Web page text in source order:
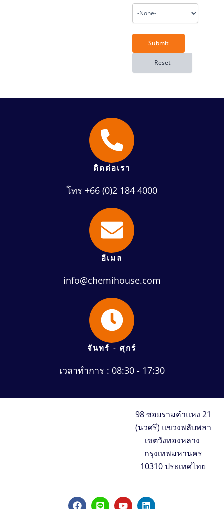
ติดต่อเรา
โทร +66 (0)2 184 4000
อีเมล
info@chemihouse.com
จันทร์ - ศุกร์
เวลาทำการ : 08:30 - 17:30
98 ซอยรามคำแหง 21
(นวศรี) แขวงพลับพลา
เขตวังทองหลาง
กรุงเทพมหานคร
10310 ประเทศไทย
F L Y L